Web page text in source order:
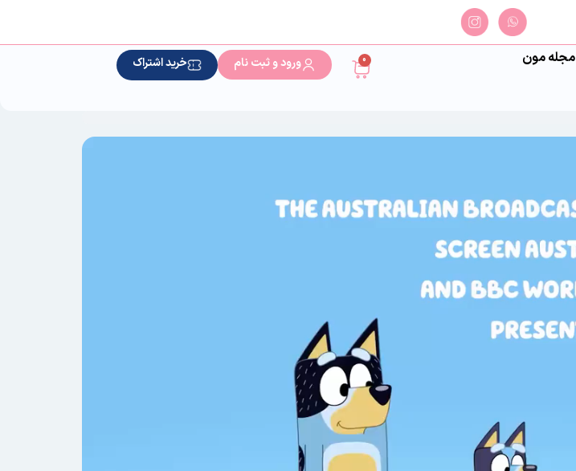
مجله مون 0 ورود و ثبت نام خرید اشتراک